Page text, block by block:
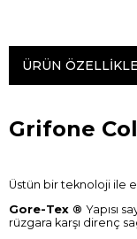
ÜRÜN
Grifone
Üstün bir teknoloji ile
Gore-Tex ® Yapısı
rüzgara karşı direnç